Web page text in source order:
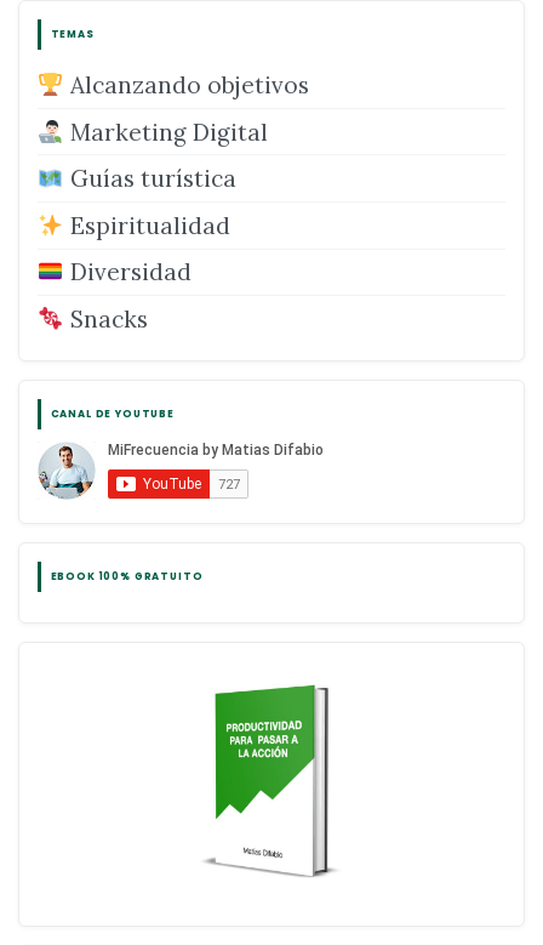
TEMAS
Alcanzando objetivos
Marketing Digital
Guías turística
Espiritualidad
Diversidad
Snacks
CANAL DE YOUTUBE
EBOOK 100% GRATUITO